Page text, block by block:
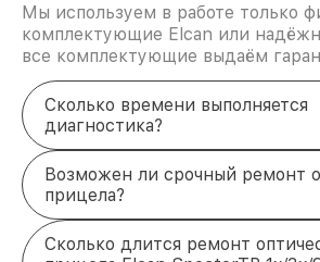
Мы используем в работе только
комплектующие Elcan или
все комплектующие выдаём
Сколько времени выполняется
диагностика?
Возможен ли срочный ремонт
прицела?
Сколько длится ремонт